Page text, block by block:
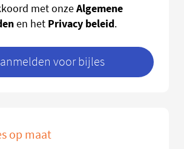
met onzeAlgemene
en het Privacy beleid.
voor bijles
op maat